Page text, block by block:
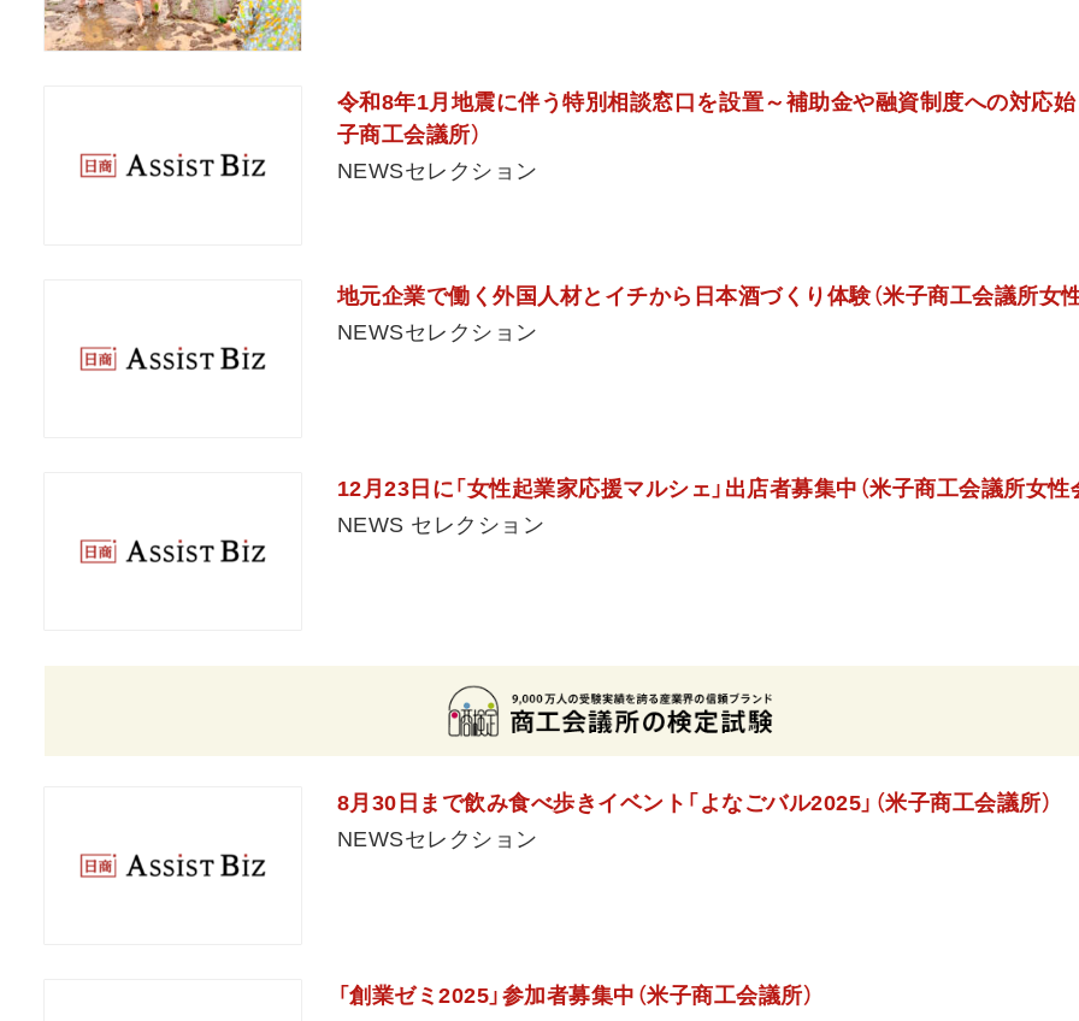
令和8年1月地震に伴う特別相談窓口を設置～補助金や融資制度への対応始
子商工会議所）
NEWSセレクション
地元企業で働く外国人材とイチから日本酒づくり体験（米子商工会議所女性
NEWSセレクション
12月23日に「女性起業家応援マルシェ」出店者募集中（米子商工会議所女性
NEWS セレクション
8月30日まで飲み食べ歩きイベント「よなごバル2025」（米子商工会議所）
NEWSセレクション
「創業ゼミ2025」参加者募集中（米子商工会議所）